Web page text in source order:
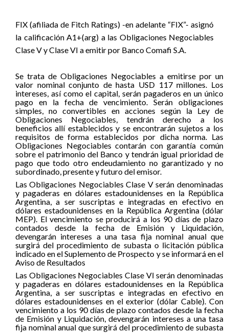
FIX (afiliada de Fitch Ratings) -en adelante “FIX”- asignó
la calificación A1+(arg) a las Obligaciones Negociables
Clase V y Clase VI a emitir por Banco Comafi S.A.
Se trata de Obligaciones Negociables a emitirse por un
valor nominal conjunto de hasta USD 117 millones. Los
intereses, así como el capital, serán pagaderos en un único
pago en la fecha de vencimiento. Serán obligaciones
simples, no convertibles en acciones según la Ley de
Obligaciones Negociables, tendrán derecho a los
beneficios allí establecidos y se encontrarán sujetos a los
requisitos de forma establecidos por dicha norma. Las
Obligaciones Negociables contarán con garantía común
sobre el patrimonio del Banco y tendrán igual prioridad de
pago que todo otro endeudamiento no garantizado y no
subordinado, presente y futuro del emisor.
Las Obligaciones Negociables Clase V serán denominadas
y pagaderas en dólares estadounidenses en la República
Argentina, a ser suscriptas e integradas en efectivo en
dólares estadounidenses en la República Argentina (dólar
MEP). El vencimiento se producirá a los 90 días de plazo
contados desde la fecha de Emisión y Liquidación,
devengarán intereses a una tasa fija nominal anual que
surgirá del procedimiento de subasta o licitación pública
indicado en el Suplemento de Prospecto y se informará en el
Aviso de Resultados
Las Obligaciones Negociables Clase VI serán denominadas
y pagaderas en dólares estadounidenses en la República
Argentina, a ser suscriptas e integradas en efectivo en
dólares estadounidenses en el exterior (dólar Cable). Con
vencimiento a los 90 días de plazo contados desde la fecha
de Emisión y Liquidación, devengarán intereses a una tasa
fija nominal anual que surgirá del procedimiento de subasta